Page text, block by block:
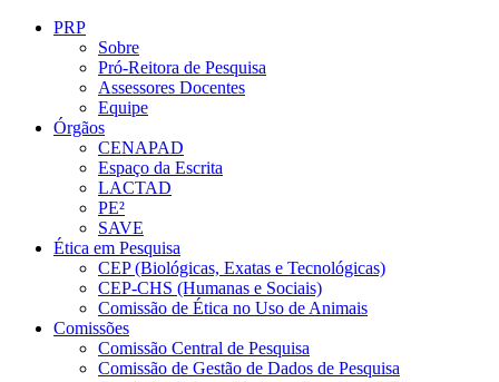
Conteúdo principal
PRP
Sobre
Pró-Reitora de Pesquisa
Assessores Docentes
Equipe
Órgãos
CENAPAD
Espaço da Escrita
LACTAD
PE²
SAVE
Ética em Pesquisa
CEP (Biológicas, Exatas e Tecnológicas)
CEP-CHS (Humanas e Sociais)
Comissão de Ética no Uso de Animais
Comissões
Comissão Central de Pesquisa
Comissão de Gestão de Dados de Pesquisa